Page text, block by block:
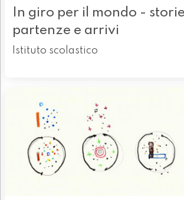
In giro per il mondo -
partenze e arrivi
Istituto scolastico